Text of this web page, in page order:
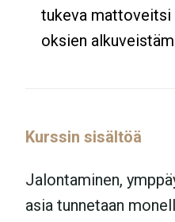
tukeva mattoveitsi
oksien
Kurssin sisältöä
Jalontaminen,
asia tunnetaan